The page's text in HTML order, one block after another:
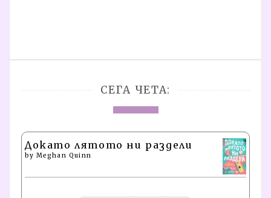
СЕГА ЧЕТА:
Докато лятото ни раздели
by Meghan Quinn